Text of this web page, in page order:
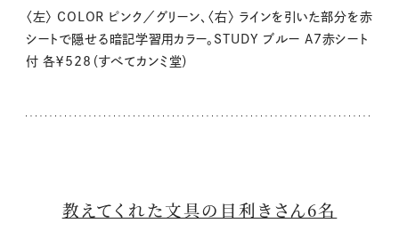
〈左〉 COLOR ピンク／グリーン、〈右〉 ラインを引いた部分を赤
シートで隠せる暗記学習用カラー。 STUDY ブルー A7赤シート
付 各￥528（すべてカンミ堂）
教えてくれた文具の目利きさん6名